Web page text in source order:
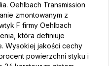
Oehlbach Transmission
zmontowanym z
F firmy Oehlbach
która definiuje
Wysokiej jakości cechy
powierzchni styku i